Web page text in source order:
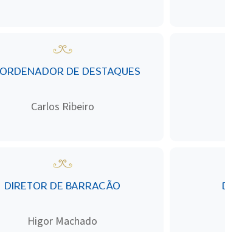
DE DESTAQUES
Carlos Ribeiro
DIRETOR DE BARRACÃO
Higor Machado